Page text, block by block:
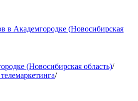
в Академгородке (Новосибирская
(Новосибирская область)/
/